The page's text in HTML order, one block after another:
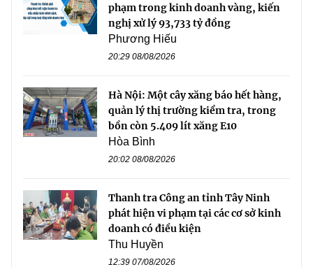
phạm trong kinh doanh vàng, kiến
nghị xử lý 93,733 tỷ đồng
Phương Hiếu
20:29 08/08/2026
Hà Nội: Một cây xăng báo hết hàng,
quản lý thị trường kiểm tra, trong
bồn còn 5.409 lít xăng E10
Hòa Bình
20:02 08/08/2026
Thanh tra Công an tỉnh Tây Ninh
phát hiện vi phạm tại các cơ sở kinh
doanh có điều kiện
Thu Huyền
12:39 07/08/2026